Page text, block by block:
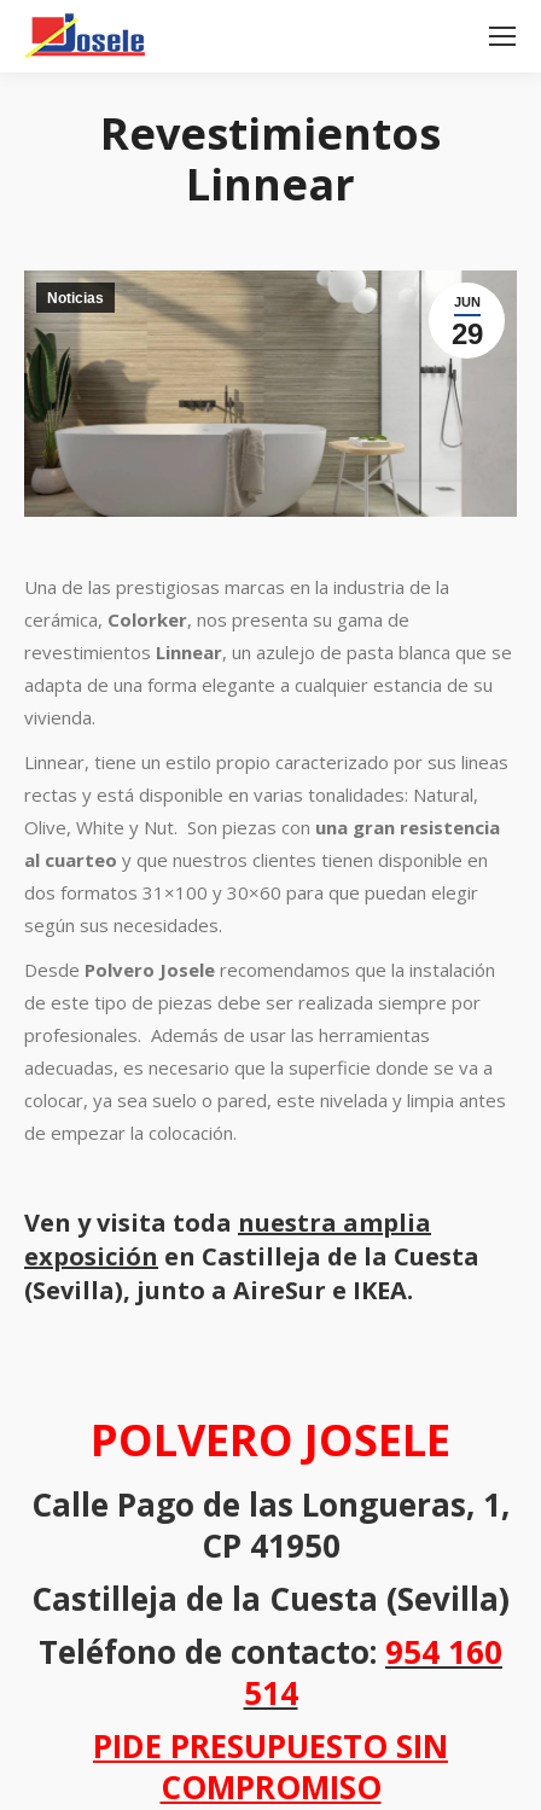
Revestimientos
Linnear
JUN
29
Noticias
Una de las prestigiosas marcas en la industria de la
cerámica, Colorker, nos presenta su gama de
revestimientos Linnear, un azulejo de pasta blanca que se
adapta de una forma elegante a cualquier estancia de su
vivienda.
Linnear, tiene un estilo propio caracterizado por sus lineas
rectas y está disponible en varias tonalidades: Natural,
Olive, White y Nut. Son piezas con una gran resistencia
al cuarteo y que nuestros clientes tienen disponible en
dos formatos 31×100 y 30×60 para que puedan elegir
según sus necesidades.
Desde Polvero Josele recomendamos que la instalación
de este tipo de piezas debe ser realizada siempre por
profesionales. Además de usar las herramientas
adecuadas, es necesario que la superficie donde se va a
colocar, ya sea suelo o pared, este nivelada y limpia antes
de empezar la colocación.
Ven y visita toda nuestra amplia
exposición en Castilleja de la Cuesta
(Sevilla), junto a AireSur e IKEA.
POLVERO JOSELE
Calle Pago de las Longueras, 1,
CP 41950
Castilleja de la Cuesta (Sevilla)
Teléfono de contacto: 954 160
514
PIDE PRESUPUESTO SIN
COMPROMISO